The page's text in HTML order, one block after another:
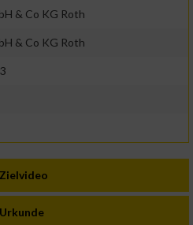
& Co KG Roth
& Co KG Roth
Zielvideo
Urkunde